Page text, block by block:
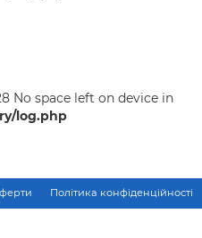
No space left on device in
log.php
Політика конфіденційності